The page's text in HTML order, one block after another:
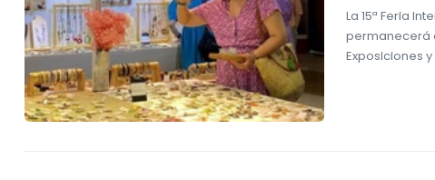
La 15ª Feria
permanecerá
Exposiciones